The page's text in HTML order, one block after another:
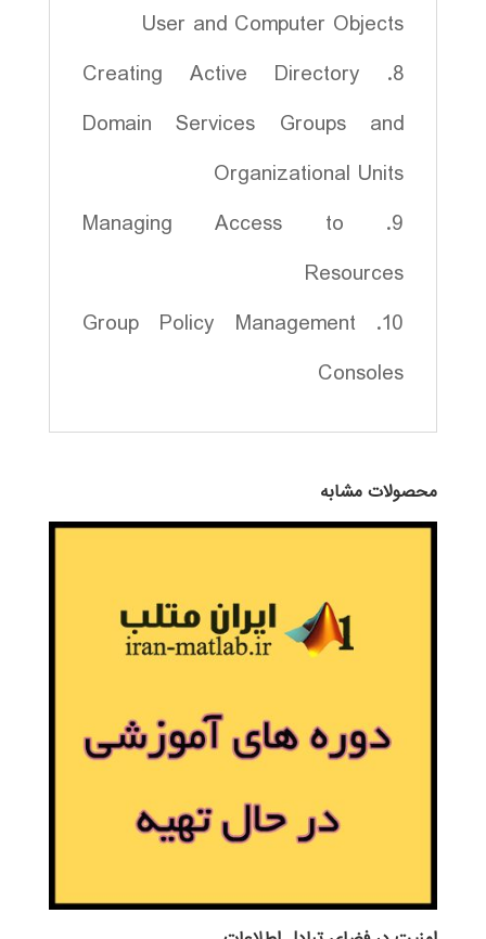
User and Computer Objects
8. Creating Active Directory
Domain Services Groups and
Organizational Units
9. Managing Access to
Resources
10. Group Policy Management
Consoles
محصولات مشابه